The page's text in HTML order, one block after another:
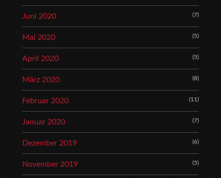
Juni 2020 (7)
Mai 2020 (5)
April 2020 (5)
März 2020 (8)
Februar 2020 (11)
Januar 2020 (7)
Dezember 2019 (6)
November 2019 (5)